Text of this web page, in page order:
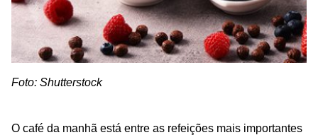
Foto: Shutterstock
O café da manhã está entre as refeições mais importantes